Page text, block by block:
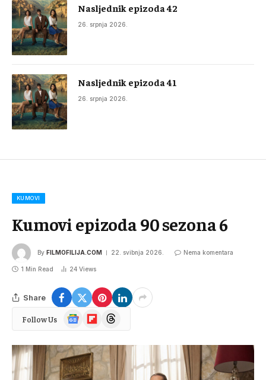
Nasljednik epizoda 42
26. srpnja 2026.
Nasljednik epizoda 41
26. srpnja 2026.
KUMOVI
Kumovi epizoda 90 sezona 6
By FILMOFILIJA.COM 22. svibnja 2026. Nema komentara
1 Min Read 24 Views
Share
Follow Us
Google
News
FlipboardThreads